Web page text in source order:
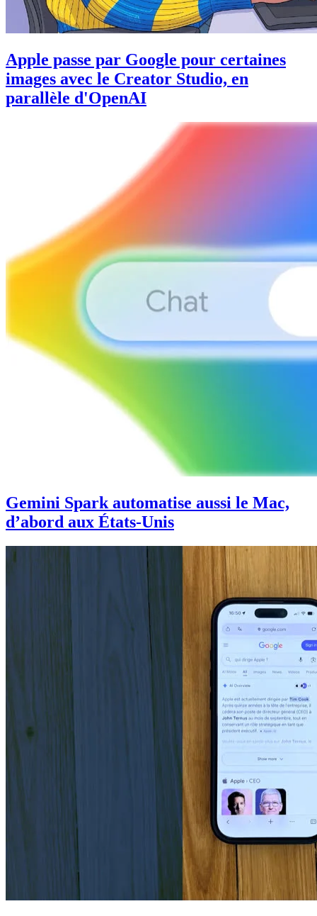
Apple passe par Google pour certaines
images avec le Creator Studio, en
parallèle d'OpenAI
Gemini Spark automatise aussi le Mac,
d’abord aux États-Unis